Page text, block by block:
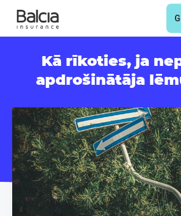
Kā rīkoties, ja
apdrošinātāja